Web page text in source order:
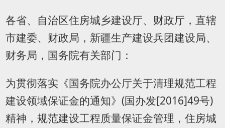
各省、自治区住房城乡建设厅、财政厅，直辖
市建委、财政局，新疆生产建设兵团建设局、
财务局，国务院有关部门：
为贯彻落实《国务院办公厅关于清理规范工程
建设领域保证金的通知》(国办发[2016]49号)
精神，规范建设工程质量保证金管理，住房城